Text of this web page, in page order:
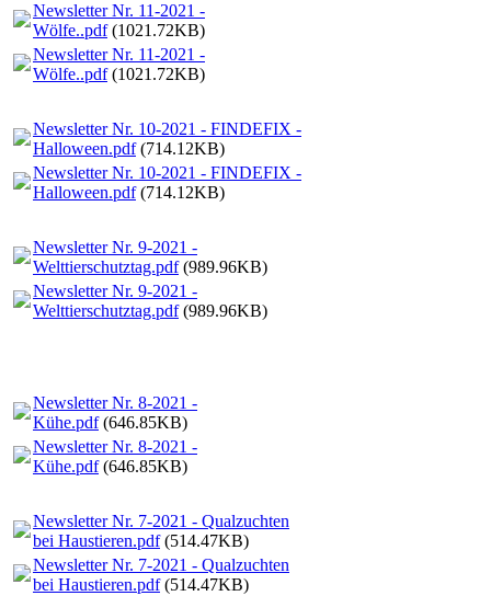
Newsletter Nr. 11-2021 -
Wölfe..pdf(1021.72KB)
Newsletter Nr. 11-2021 -
Wölfe..pdf(1021.72KB)
Newsletter Nr. 10-2021 - FINDEFIX -
Halloween.pdf(714.12KB)
Newsletter Nr. 10-2021 - FINDEFIX -
Halloween.pdf(714.12KB)
Newsletter Nr. 9-2021 -
Welttierschutztag.pdf(989.96KB)
Newsletter Nr. 9-2021 -
Welttierschutztag.pdf(989.96KB)
Newsletter Nr. 8-2021 -
Kühe.pdf(646.85KB)
Newsletter Nr. 8-2021 -
Kühe.pdf(646.85KB)
Newsletter Nr. 7-2021 - Qualzuchten
bei Haustieren.pdf(514.47KB)
Newsletter Nr. 7-2021 - Qualzuchten
bei Haustieren.pdf(514.47KB)